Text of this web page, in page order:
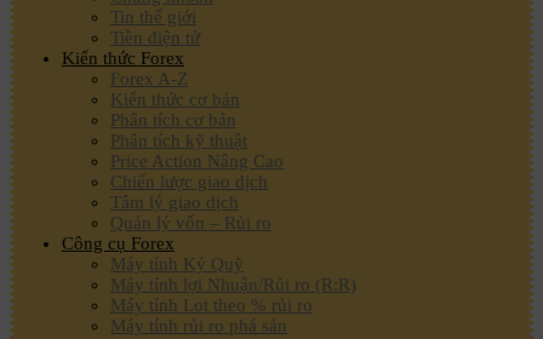
Tin thế giới
Tiền điện tử
Kiến thức Forex
Forex A-Z
Kiến thức cơ bản
Phân tích cơ bản
Phân tích kỹ thuật
Price Action Nâng Cao
Chiến lược giao dịch
Tâm lý giao dịch
Quản lý vốn – Rủi ro
Công cụ Forex
Máy tính Ký Quỹ
Máy tính lợi Nhuận/Rủi ro (R:R)
Máy tính Lot theo % rủi ro
Máy tính rủi ro phá sản